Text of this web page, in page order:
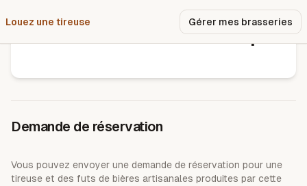
Louez une tireuse Gérer mes brasseries
Brasserie les bières du temps
Demande de réservation
Vous pouvez envoyer une demande de réservation pour une
tireuse et des futs de bières artisanales produites par cette